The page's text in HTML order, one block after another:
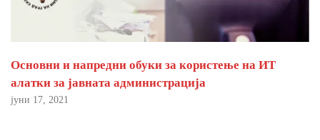
Основни и напредни обуки за користење на ИТ
алатки за јавната администрација
јуни 17, 2021